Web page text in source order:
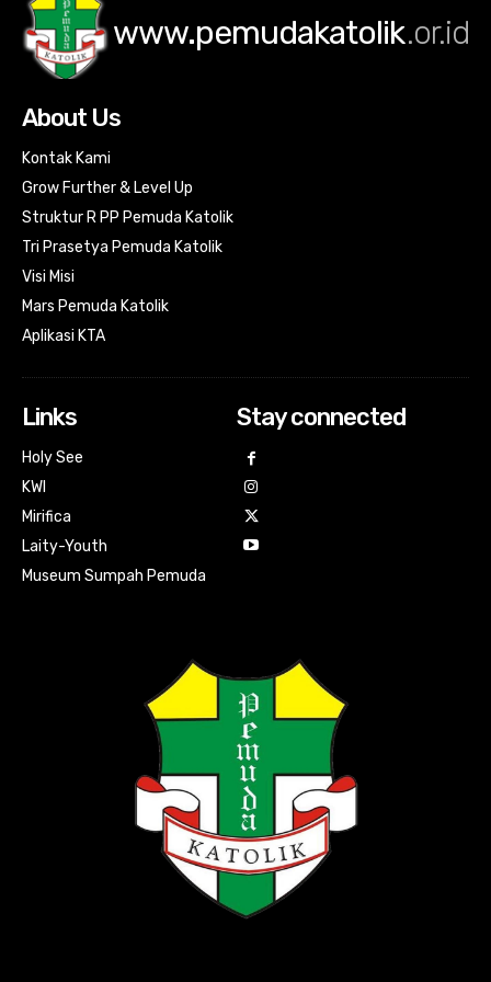
www.pemudakatolik.or.id
About Us
Kontak Kami
Grow Further & Level Up
Struktur R PP Pemuda Katolik
Tri Prasetya Pemuda Katolik
Visi Misi
Mars Pemuda Katolik
Aplikasi KTA
Links
Holy See
KWI
Mirifica
Laity-Youth
Museum Sumpah Pemuda
Stay connected